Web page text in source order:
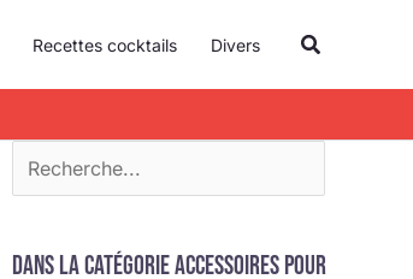
Recettes cocktails Divers
c
h
c
Dans la catégorie Accessoires pour